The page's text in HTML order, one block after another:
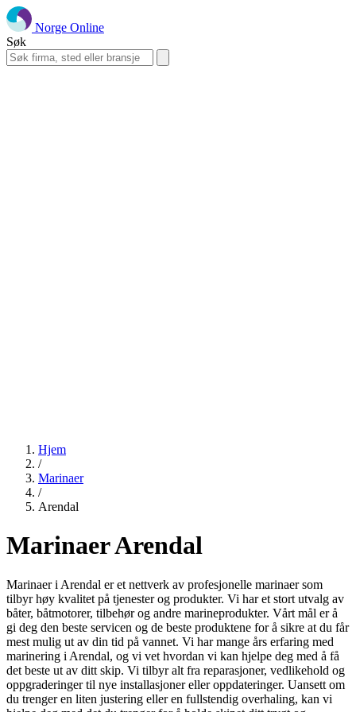
Norge Online
Søk
Hjem
/
Marinaer
/
Arendal
Marinaer Arendal
Marinaer i Arendal er et nettverk av profesjonelle marinaer som
tilbyr høy kvalitet på tjenester og produkter. Vi har et stort utvalg av
båter, båtmotorer, tilbehør og andre marineprodukter. Vårt mål er å
gi deg den beste servicen og de beste produktene for å sikre at du får
mest mulig ut av din tid på vannet. Vi har mange års erfaring med
marinering i Arendal, og vi vet hvordan vi kan hjelpe deg med å få
det beste ut av ditt skip. Vi tilbyr alt fra reparasjoner, vedlikehold og
oppgraderinger til nye installasjoner eller oppdateringer. Uansett om
du trenger en liten justering eller en fullstendig overhaling, kan vi